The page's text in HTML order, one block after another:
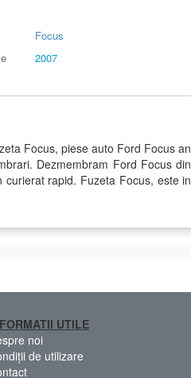
Focus
2007
Focus, piese auto Ford Focus an
Dezmembram Ford Focus din
rapid. Fuzeta Focus, este in
UTILE
noi
de utilizare